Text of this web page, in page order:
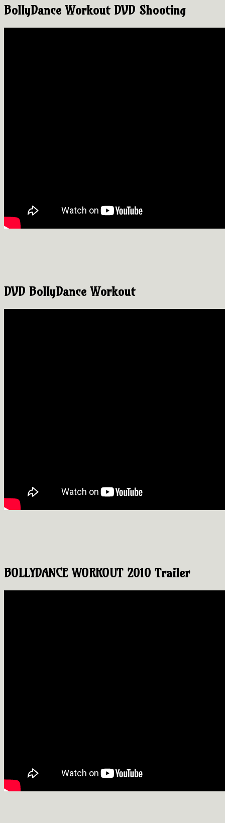
BollyDance Workout DVD Shooting
DVD BollyDance Workout
BOLLYDANCE WORKOUT 2010 Trailer